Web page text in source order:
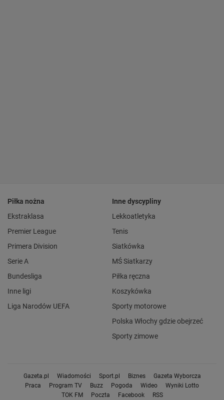
Piłka nożna
Ekstraklasa
Premier League
Primera Division
Serie A
Bundesliga
Inne ligi
Liga Narodów UEFA
Inne dyscypliny
Lekkoatletyka
Tenis
Siatkówka
MŚ Siatkarzy
Piłka ręczna
Koszykówka
Sporty motorowe
Polska Włochy gdzie obejrzeć
Sporty zimowe
Gazeta.pl Wiadomości Sport.pl Biznes
Gazeta Wyborcza
Praca
Program TV Buzz Pogoda Wideo
Wyniki Lotto
TOK FM
Poczta Facebook RSS